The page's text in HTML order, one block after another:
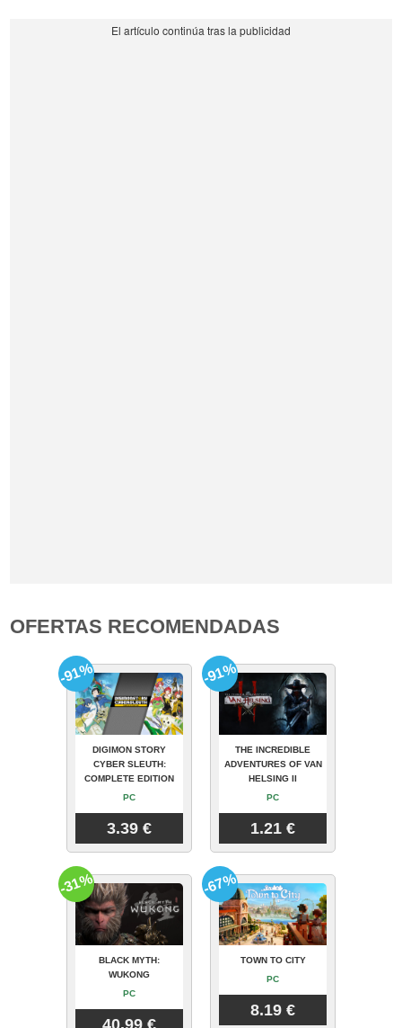
OFERTAS RECOMENDADAS
DIGIMON STORY
CYBER SLEUTH:
COMPLETE EDITION
PC
3.39 €
-91%
THE INCREDIBLE
ADVENTURES OF VAN
HELSING II
PC
1.21 €
-91%
BLACK MYTH:
WUKONG
PC
40.99 €
-31%
TOWN TO CITY
PC
8.19 €
-67%